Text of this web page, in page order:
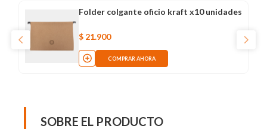
Folder colgante oficio kraft x10 unidades
$ 21.900
COMPRAR AHORA
SOBRE EL PRODUCTO